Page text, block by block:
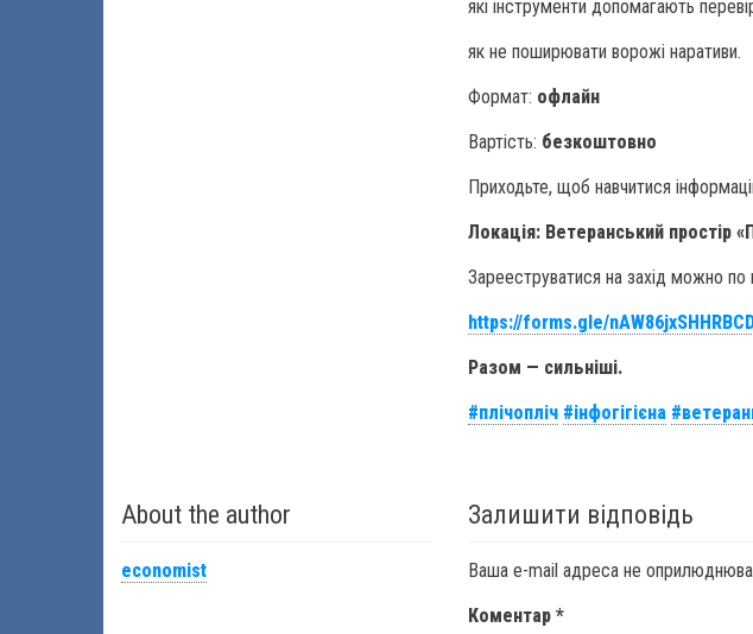
які інструменти допомагають
як не поширювати ворожі наративи.
Формат: офлайн
Вартість: безкоштовно
Приходьте, щоб навчитися
Локація: Ветеранський простір
Зарееструватися на захід можно по
https://forms.gle/
Разом — сильніші.
#плічопліч #інфогігієна
About the author
economist
Залишити відповідь
Ваша e-mail адреса не
Коментар*